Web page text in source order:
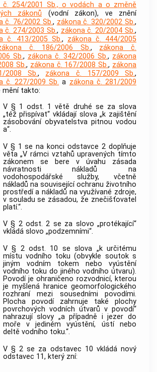
č. 254/2001 Sb., o vodách a o změně
zákonů (vodní zákon), ve znění
č. 76/2002 Sb., zákona č. 320/2002 Sb.,
č. 274/2003 Sb., zákona č. 20/2004 Sb.,
č. 413/2005 Sb., zákona č. 444/2005
č. 186/2006 Sb., zákona č.
Sb., zákona č. 342/2006 Sb., zákona
Sb., zákona č. 167/2008 Sb., zákona
2008 Sb., zákona č. 157/2009 Sb.,
č. 227/2009 Sb. a zákona č. 281/2009
mění takto:
V § 1 odst. 1 větě druhé se za slova
„též přispívat“ vkládají slova „k zajištění
zásobování obyvatelstva pitnou vodou
a“.
V § 1 se na konci odstavce 2 doplňuje
věta „V rámci vztahů upravených tímto
zákonem se bere v úvahu zásada
návratnosti nákladů na
vodohospodářské služby, včetně
nákladů na související ochranu životního
prostředí a nákladů na využívané zdroje,
v souladu se zásadou, že znečišťovatel
platí.“.
V § 2 odst. 2 se za slovo „protékající“
vkládá slovo „podzemními“.
V § 2 odst. 10 se slova „k určitému
místu vodního toku (obvykle soutok s
jiným vodním tokem nebo vyústění
vodního toku do jiného vodního útvaru).
Povodí je ohraničeno rozvodnicí, kterou
je myšlená hranice geomorfologického
rozhraní mezi sousedními povodími.
Plocha povodí zahrnuje také plochy
povrchových vodních útvarů v povodí“
nahrazují slovy „a případně i jezer do
moře v jediném vyústění, ústí nebo
deltě vodního toku.“.
V § 2 se za odstavec 10 vkládá nový
odstavec 11, který zní: